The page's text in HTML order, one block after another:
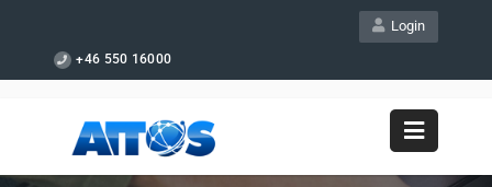
Login
+46 550 16000